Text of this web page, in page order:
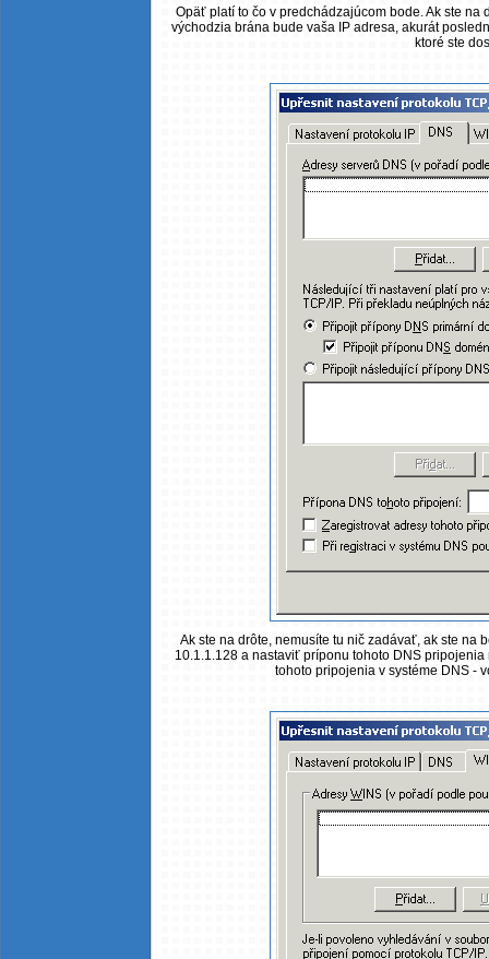
Opäť platí to čo v predchádzajúcom bode. Ak ste na
východzia brána bude vaša IP adresa, akurát
ktoré ste
Ak ste na drôte, nemusíte tu nič zadávať, ak ste na
10.1.1.128 a nastaviť príponu tohoto DNS
tohoto pripojenia v systéme DNS -